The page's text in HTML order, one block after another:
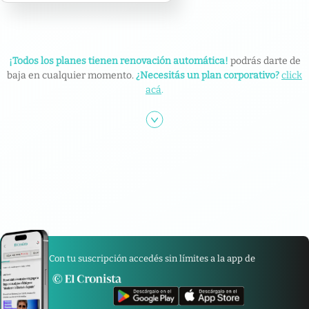
¡Todos los planes tienen renovación automática! podrás darte de
baja en cualquier momento. ¿Necesitás un plan corporativo?click
acá.
Con tu suscripción accedés sin límites a la app de